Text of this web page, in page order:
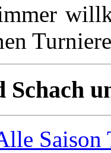
Schach
Saison